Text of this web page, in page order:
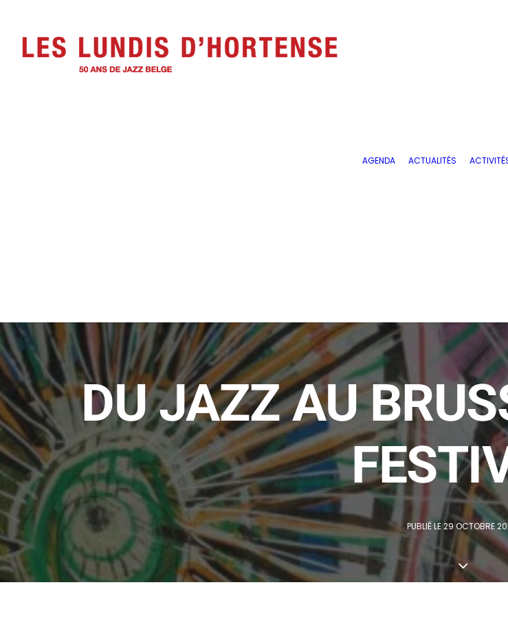
AGENDA ACTUALITÉS
DU JAZZ AU
PUBLIÉ LE 29 OCTOBRE